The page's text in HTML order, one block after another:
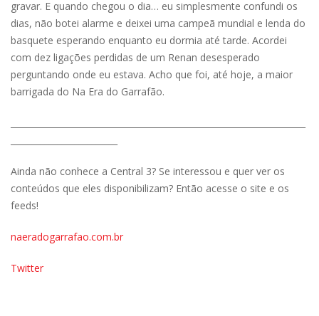
gravar. E quando chegou o dia… eu simplesmente confundi os
dias, não botei alarme e deixei uma campeã mundial e lenda do
basquete esperando enquanto eu dormia até tarde. Acordei
com dez ligações perdidas de um Renan desesperado
perguntando onde eu estava. Acho que foi, até hoje, a maior
barrigada do Na Era do Garrafão.
Ainda não conhece a Central 3? Se interessou e quer ver os
conteúdos que eles disponibilizam? Então acesse o site e os
feeds!
naeradogarrafao.com.br
Twitter